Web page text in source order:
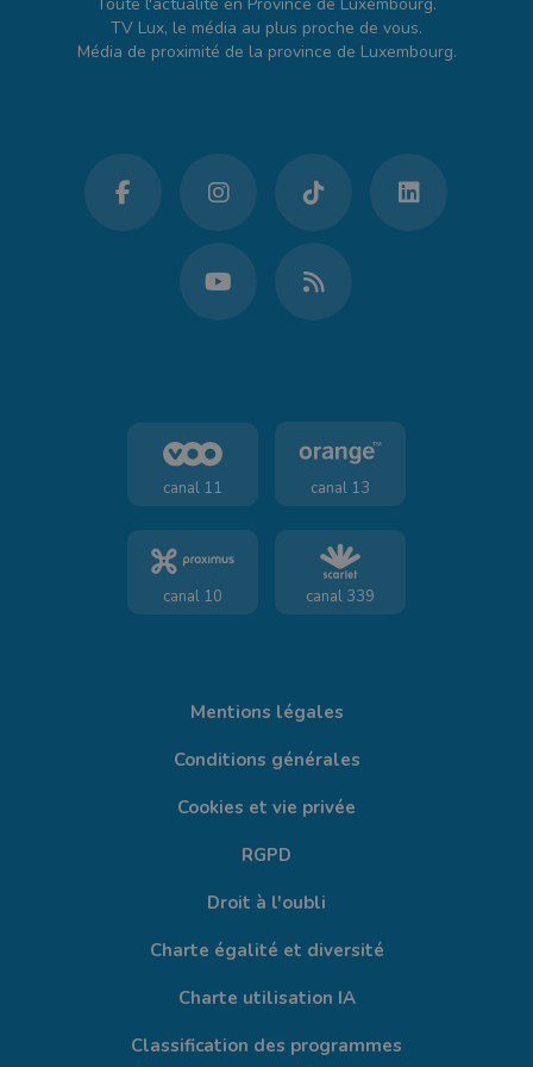
TV Lux, le média au plus proche de vous.
Média de proximité de la province de Luxembourg.
canal 11 canal 13
canal 10 canal 339
Mentions légales
Conditions générales
Cookies et vie privée
RGPD
Droit à l'oubli
Charte égalité et diversité
Charte utilisation IA
Classification des programmes